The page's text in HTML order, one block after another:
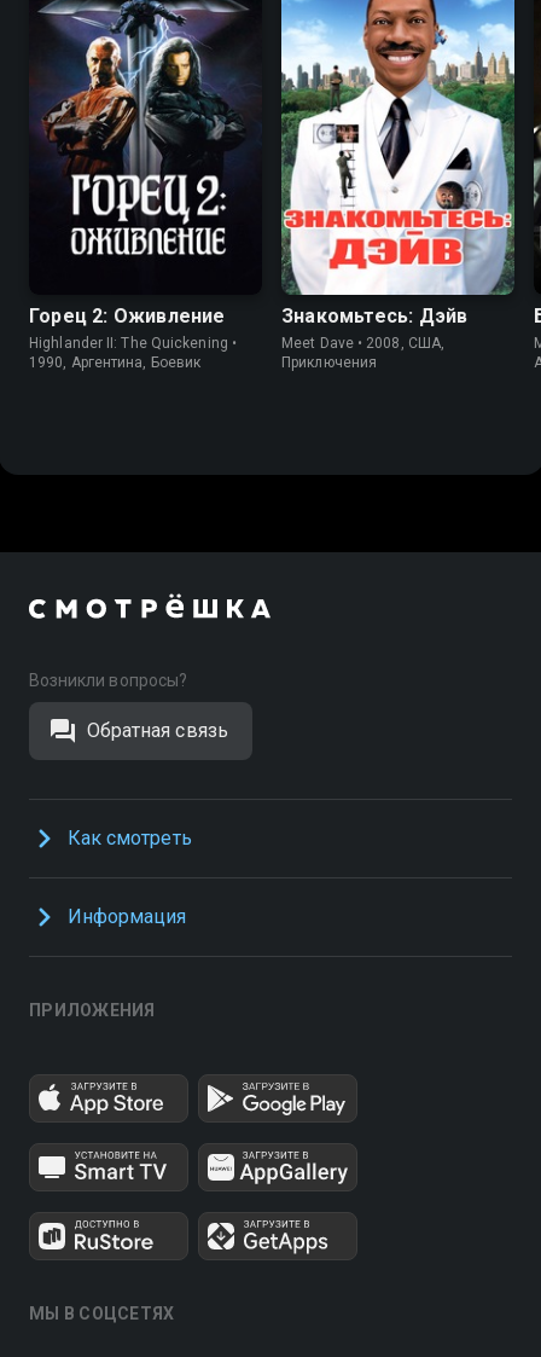
Горец 2: Оживление
Highlander II: The Quickening •
1990, Аргентина, Боевик
Знакомьтесь: Дэйв
Meet Dave • 2008, США,
Приключения
Возникли вопросы?
Обратная связь
Как смотреть
Информация
ПРИЛОЖЕНИЯ
МЫ В СОЦСЕТЯХ